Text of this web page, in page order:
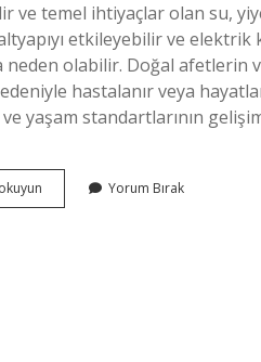
ve temel ihtiyaçlar olan su,
etkileyebilir ve elektrik
neden olabilir. Doğal
hastalanır veya
yaşam standartlarının
Afetlerin
Yorum Bırak